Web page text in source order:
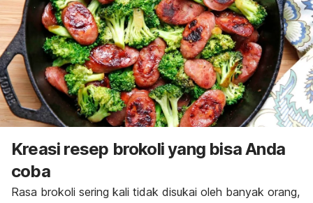
Kreasi resep brokoli yang bisa Anda
coba
Rasa brokoli sering kali tidak disukai oleh banyak orang,